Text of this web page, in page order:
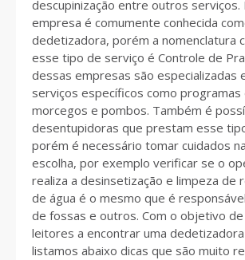
descupinização entre outros serviços.
empresa é comumente conhecida
dedetizadora, porém a nomenclatura
esse tipo de serviço é Controle de
dessas empresas são especializadas
serviços específicos como
morcegos e pombos. Também é
desentupidoras que prestam esse
porém é necessário tomar cuidados
escolha, por exemplo verificar se o
realiza a desinsetização e limpeza de
de água é o mesmo que é
de fossas e outros. Com o objetivo
leitores a encontrar uma
listamos abaixo dicas que são muito